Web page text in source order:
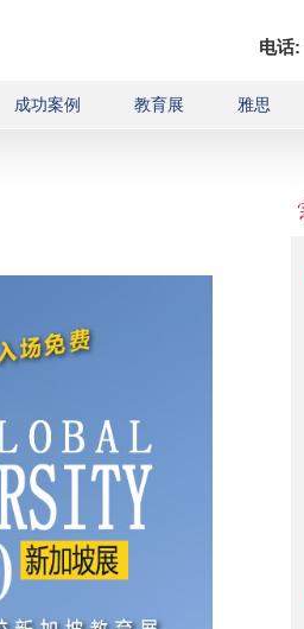
电话:
成功案例 教育展 雅思